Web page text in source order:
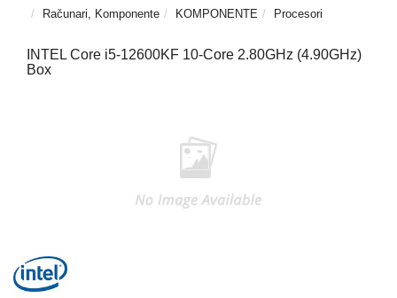
Laptop
tablet
Ploteri
Računari, Komponente KOMPONENTE Procesori
INTEL Core i5-12600KF 10-Core 2.80GHz (4.90GHz)
Box